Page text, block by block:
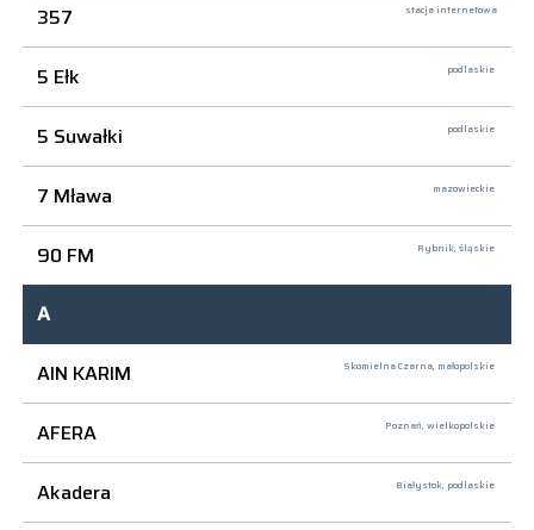
357
stacja internetowa
5 Ełk podlaskie
5 Suwałki podlaskie
7 Mława mazowieckie
90 FM Rybnik, śląskie
A
AIN KARIM
Skomielna Czarna, małopolskie
AFERA Poznań, wielkopolskie
Akadera Białystok, podlaskie